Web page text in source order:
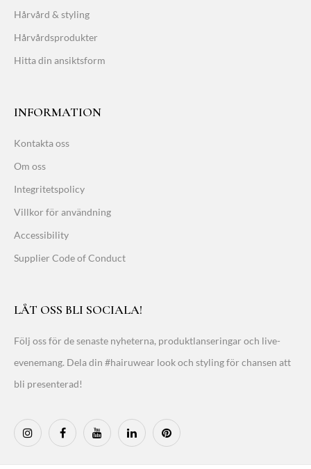
Hårvård & styling
Hårvårdsprodukter
Hitta din ansiktsform
INFORMATION
Kontakta oss
Om oss
Integritetspolicy
Villkor för användning
Accessibility
Supplier Code of Conduct
LÅT OSS BLI SOCIALA!
Följ oss för de senaste nyheterna, produktlanseringar och live-
evenemang. Dela din #hairuwear look och styling för chansen att
bli presenterad!